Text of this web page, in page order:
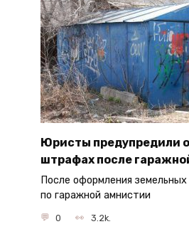
Юристы предупредили о
штрафах после
После оформления земельных
по гаражной амнистии
0 3.2k.